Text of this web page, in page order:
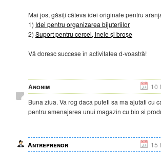
Mai jos, găsiți câteva idei originale pentru
1) Idei pentru organizarea bijuteriilor
2) Suport pentru cercei, inele și broșe
Vă doresc succese în activitatea d-voastră!
Anonim
10
Buna ziua. Va rog daca puteti sa ma ajutati cu
pentru amenajarea unui magazin cu bio si
Antreprenor
15